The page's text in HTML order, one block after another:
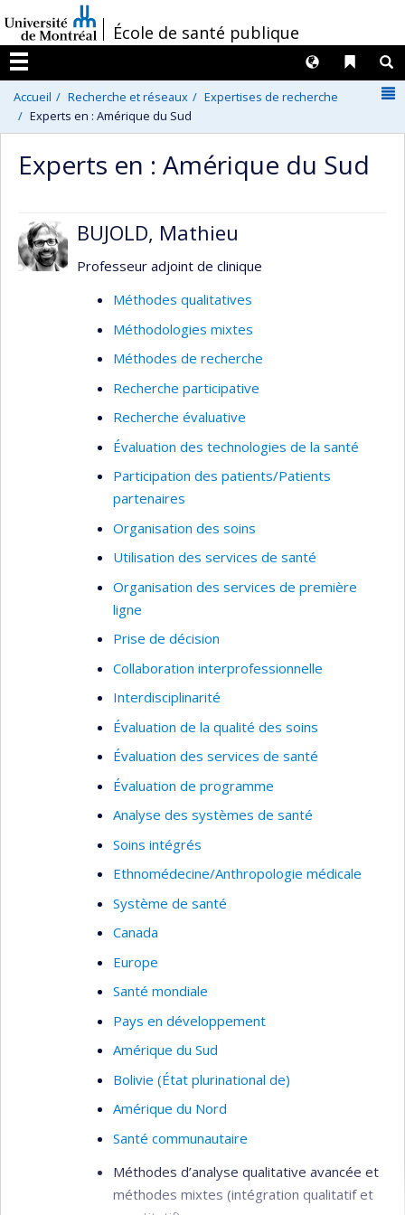
au
contenu
/École de santé publique
Menu
Liens
Langues
Accueil Recherche et réseaux
Expertises de recherche
Experts en : Amérique du Sud
Experts en : Amérique du Sud
BUJOLD, Mathieu
Professeur adjoint de clinique
Méthodes qualitatives
Méthodologies mixtes
Méthodes de recherche
Recherche participative
Recherche évaluative
Évaluation des technologies de la santé
Participation des patients/Patients
partenaires
Organisation des soins
Utilisation des services de santé
Organisation des services de première
ligne
Prise de décision
Collaboration interprofessionnelle
Interdisciplinarité
Évaluation de la qualité des soins
Évaluation des services de santé
Évaluation de programme
Analyse des systèmes de santé
Soins intégrés
Ethnomédecine/Anthropologie médicale
Système de santé
Canada
Europe
Santé mondiale
Pays en développement
Amérique du Sud
Bolivie (État plurinational de)
Amérique du Nord
Santé communautaire
Méthodes d’analyse qualitative avancée et
méthodes mixtes (intégration qualitatif et